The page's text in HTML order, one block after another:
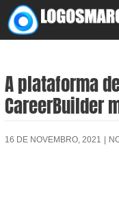
Skip
to
A plataforma
CareerBuilder
16 DE NOVEMBRO, 2021